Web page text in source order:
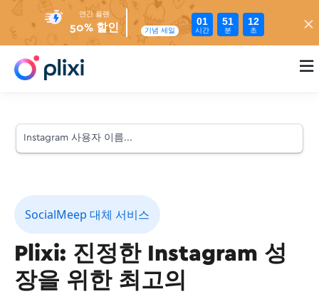
50% 할인
연간 플랜
기념 세일
01
시간
51
분
11
초

SocialMeep 대체 서비스
Plixi: 진정한 Instagram 성
장을 위한 최고의